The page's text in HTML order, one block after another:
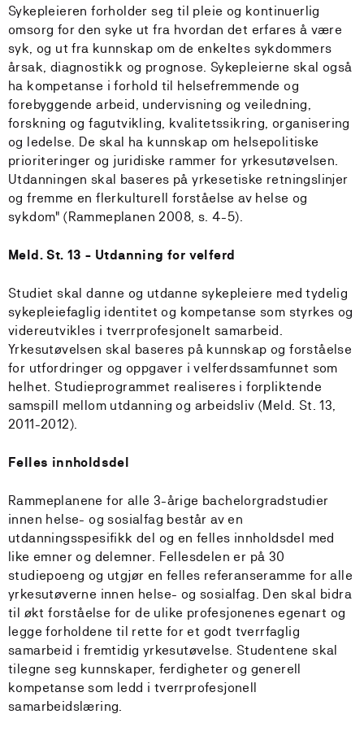
Sykepleieren forholder seg til pleie og kontinuerlig
omsorg for den syke ut fra hvordan det erfares å være
syk, og ut fra kunnskap om de enkeltes sykdommers
årsak, diagnostikk og prognose. Sykepleierne skal også
ha kompetanse i forhold til helsefremmende og
forebyggende arbeid, undervisning og veiledning,
forskning og fagutvikling, kvalitetssikring, organisering
og ledelse. De skal ha kunnskap om helsepolitiske
prioriteringer og juridiske rammer for yrkesutøvelsen.
Utdanningen skal baseres på yrkesetiske retningslinjer
og fremme en flerkulturell forståelse av helse og
sykdom" (Rammeplanen 2008, s. 4-5).
Meld. St. 13 - Utdanning for velferd
Studiet skal danne og utdanne sykepleiere med tydelig
sykepleiefaglig identitet og kompetanse som styrkes og
videreutvikles i tverrprofesjonelt samarbeid.
Yrkesutøvelsen skal baseres på kunnskap og forståelse
for utfordringer og oppgaver i velferdssamfunnet som
helhet. Studieprogrammet realiseres i forpliktende
samspill mellom utdanning og arbeidsliv (Meld. St. 13,
2011-2012).
Felles innholdsdel
Rammeplanene for alle 3-årige bachelorgradstudier
innen helse- og sosialfag består av en
utdanningsspesifikk del og en felles innholdsdel med
like emner og delemner. Fellesdelen er på 30
studiepoeng og utgjør en felles referanseramme for alle
yrkesutøverne innen helse- og sosialfag. Den skal bidra
til økt forståelse for de ulike profesjonenes egenart og
legge forholdene til rette for et godt tverrfaglig
samarbeid i fremtidig yrkesutøvelse. Studentene skal
tilegne seg kunnskaper, ferdigheter og generell
kompetanse som ledd i tverrprofesjonell
samarbeidslæring.